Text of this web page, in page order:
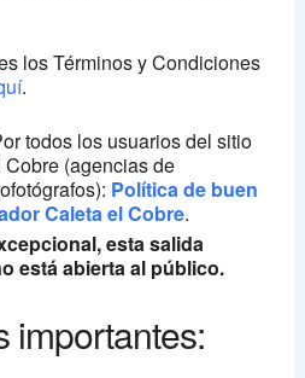
los Términos y Condiciones
.
todos los usuarios del sitio
(agencias de
Política de buen
Caleta el Cobre.
esta salida
está abierta al público.
importantes: